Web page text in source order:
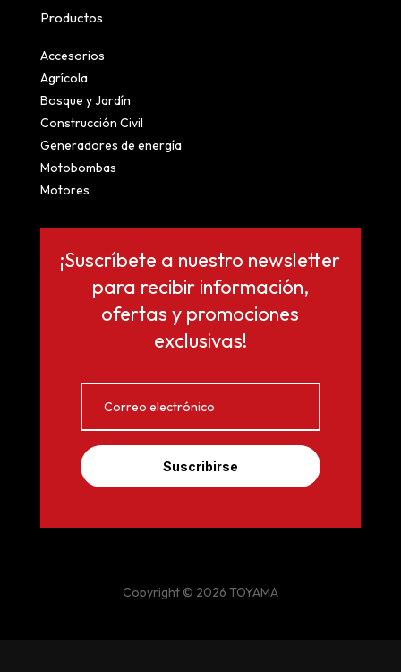
Productos
Accesorios
Agrícola
Bosque y Jardín
Construcción Civil
Generadores de energía
Motobombas
Motores
¡Suscríbete a nuestro newsletter
para recibir información,
ofertas y promociones
exclusivas!
Suscribirse
Copyright © 2026 TOYAMA